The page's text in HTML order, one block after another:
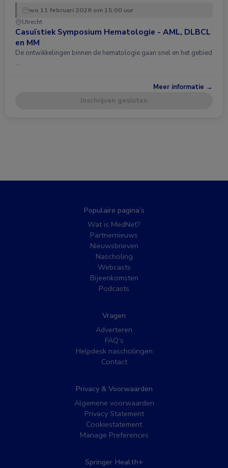
wo 11 februari 2026 om 15:00 uur
Utrecht
Casuïstiek Symposium Hematologie - AML, DLBCL
en MM
De ontwikkelingen binnen de hematologie gaan snel en het gebied
…
Meer informatie →
Inschrijven gesloten
Populaire pagina’s
Wat is MedNet?
Partnernieuws
Nieuwsbrieven
Nascholing
Webcasts
Bijeenkomsten
Podcasts
Vragen
Adverteren
FAQ’s
Helpdesk nascholingen
Contact
Privacy & Voorwaarden
Algemene voorwaarden
Privacy Statement
Cookiestatement
Manage Preferences
Springer Health+